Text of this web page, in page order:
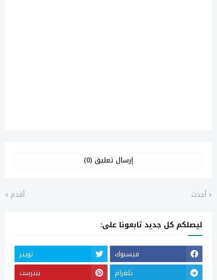
إرسال تعليق (0)
أحدث أقدم
ليصلكم كل جديد تابعونا على:
فيسبوك
تويتر
تلغرام
بنترست